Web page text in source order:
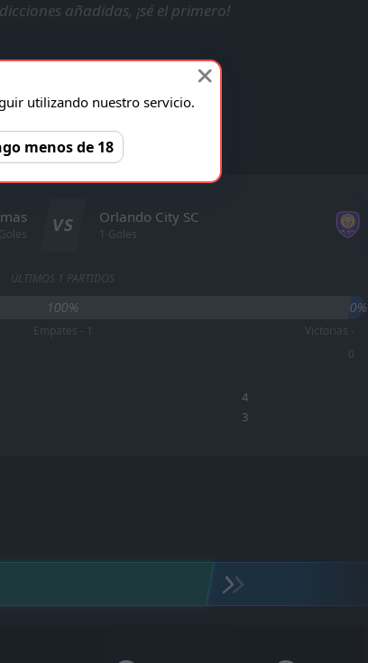
añadidas, ¡sé el primero!
VS Orlando City SC
1 Goles
ÚLTIMOS 1 PARTIDOS
100% 0%
Empates - 1
Victorias -
0
4
3
utilizando nuestro servicio.
menos de 18